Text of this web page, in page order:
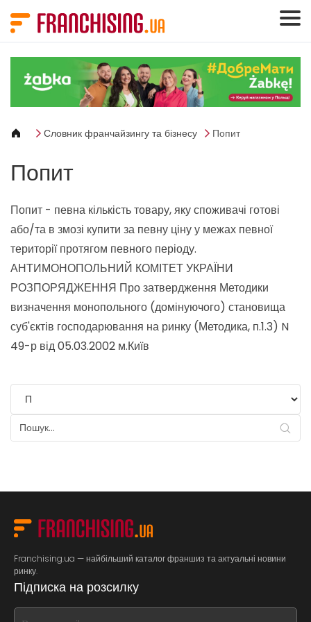
Словник франчайзингу та бізнесу Попит
Попит
Попит - певна кількість товару, яку споживачі готові
або/та в змозі купити за певну ціну у межах певної
території протягом певного періоду.
АНТИМОНОПОЛЬНИЙ КОМІТЕТ УКРАЇНИ
РОЗПОРЯДЖЕННЯ Про затвердження Методики
визначення монопольного (домінуючого) становища
суб'єктів господарювання на ринку (Методика, п.1.3) N
49-р від 05.03.2002 м.Київ
Franchising.ua — найбільший каталог франшиз та актуальні новини
ринку.
Підписка на розсилку
If